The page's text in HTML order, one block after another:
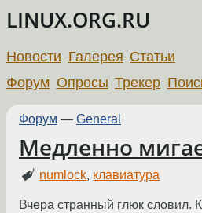
LINUX.ORG.RU
Новости Галерея Статьи
Форум Опросы Трекер
Форум — General
Медленно
numlock, клавиатура
Вчера странный глюк словил.